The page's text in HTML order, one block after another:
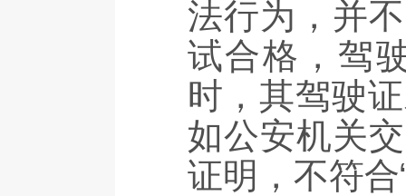
法行为，并
试合格，驾
时，其驾驶
如公安机关
证明，不符